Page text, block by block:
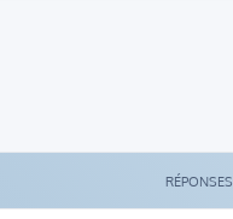
RÉPONSES